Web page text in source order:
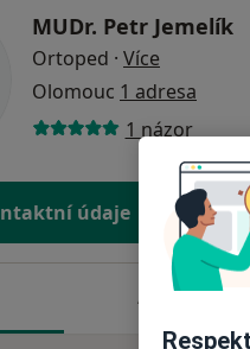
MUDr. Petr Jemelík
Ortoped · Více
Olomouc 1 adresa
1 názor
údaje
Adresy